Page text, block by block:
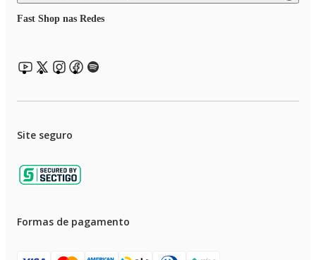
Fast Shop nas Redes
Site seguro
Formas de pagamento